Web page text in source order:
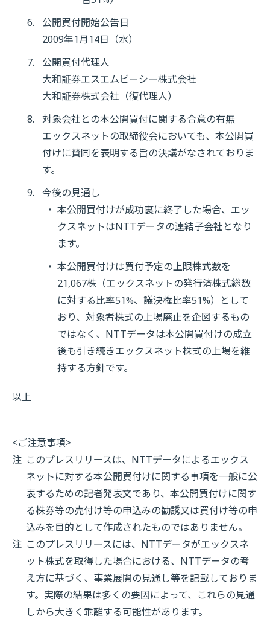
公開買付開始公告日
2009年1月14日（水）
公開買付代理人
大和証券エスエムビーシー株式会社
大和証券株式会社（復代理人）
対象会社との本公開買付に関する合意の有無
エックスネットの取締役会においても、本公開買
付けに賛同を表明する旨の決議がなされておりま
す。
今後の見通し
本公開買付けが成功裏に終了した場合、エッ
クスネットはNTTデータの連結子会社となり
ます。
本公開買付けは買付予定の上限株式数を
21,067株（エックスネットの発行済株式総数
に対する比率51%、議決権比率51%）として
おり、対象者株式の上場廃止を企図するもの
ではなく、NTTデータは本公開買付けの成立
後も引き続きエックスネット株式の上場を維
持する方針です。
以上
<ご注意事項>
注 このプレスリリースは、NTTデータによるエックス
ネットに対する本公開買付けに関する事項を一般に公
表するための記者発表文であり、本公開買付けに関す
る株券等の売付け等の申込みの勧誘又は買付け等の申
込みを目的として作成されたものではありません。
注 このプレスリリースには、NTTデータがエックスネ
ット株式を取得した場合における、NTTデータの考
え方に基づく、事業展開の見通し等を記載しておりま
す。実際の結果は多くの要因によって、これらの見通
しから大きく乖離する可能性があります。